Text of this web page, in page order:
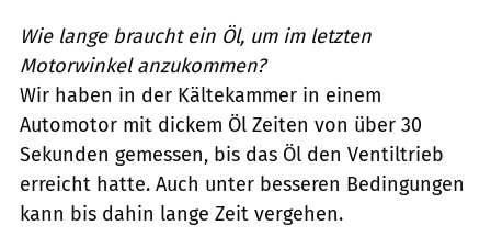
Wie lange braucht ein Öl, um im letzten
Motorwinkel anzukommen?
Wir haben in der Kältekammer in einem
Automotor mit dickem Öl Zeiten von über 30
Sekunden gemessen, bis das Öl den Ventiltrieb
erreicht hatte. Auch unter besseren Bedingungen
kann bis dahin lange Zeit vergehen.